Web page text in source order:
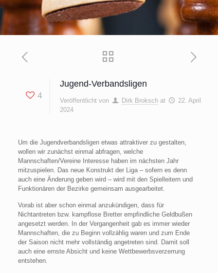
4
Jugend-Verbandsligen
Veröffentlicht von Dirk Broksch at
22. April
2024
Um die Jugendverbandsligen etwas attraktiver zu gestalten,
wollen wir zunächst einmal abfragen, welche
Mannschaften/Vereine Interesse haben im nächsten Jahr
mitzuspielen. Das neue Konstrukt der Liga – sofern es denn
auch eine Änderung geben wird – wird mit den Spielleitern und
Funktionären der Bezirke gemeinsam ausgearbeitet.
Vorab ist aber schon einmal anzukündigen, dass für
Nichtantreten bzw. kampflose Bretter empfindliche Geldbußen
angesetzt werden. In der Vergangenheit gab es immer wieder
Mannschaften, die zu Beginn vollzählig waren und zum Ende
der Saison nicht mehr vollständig angetreten sind. Damit soll
auch eine ernste Absicht und keine Wettbewerbsverzerrung
entstehen.